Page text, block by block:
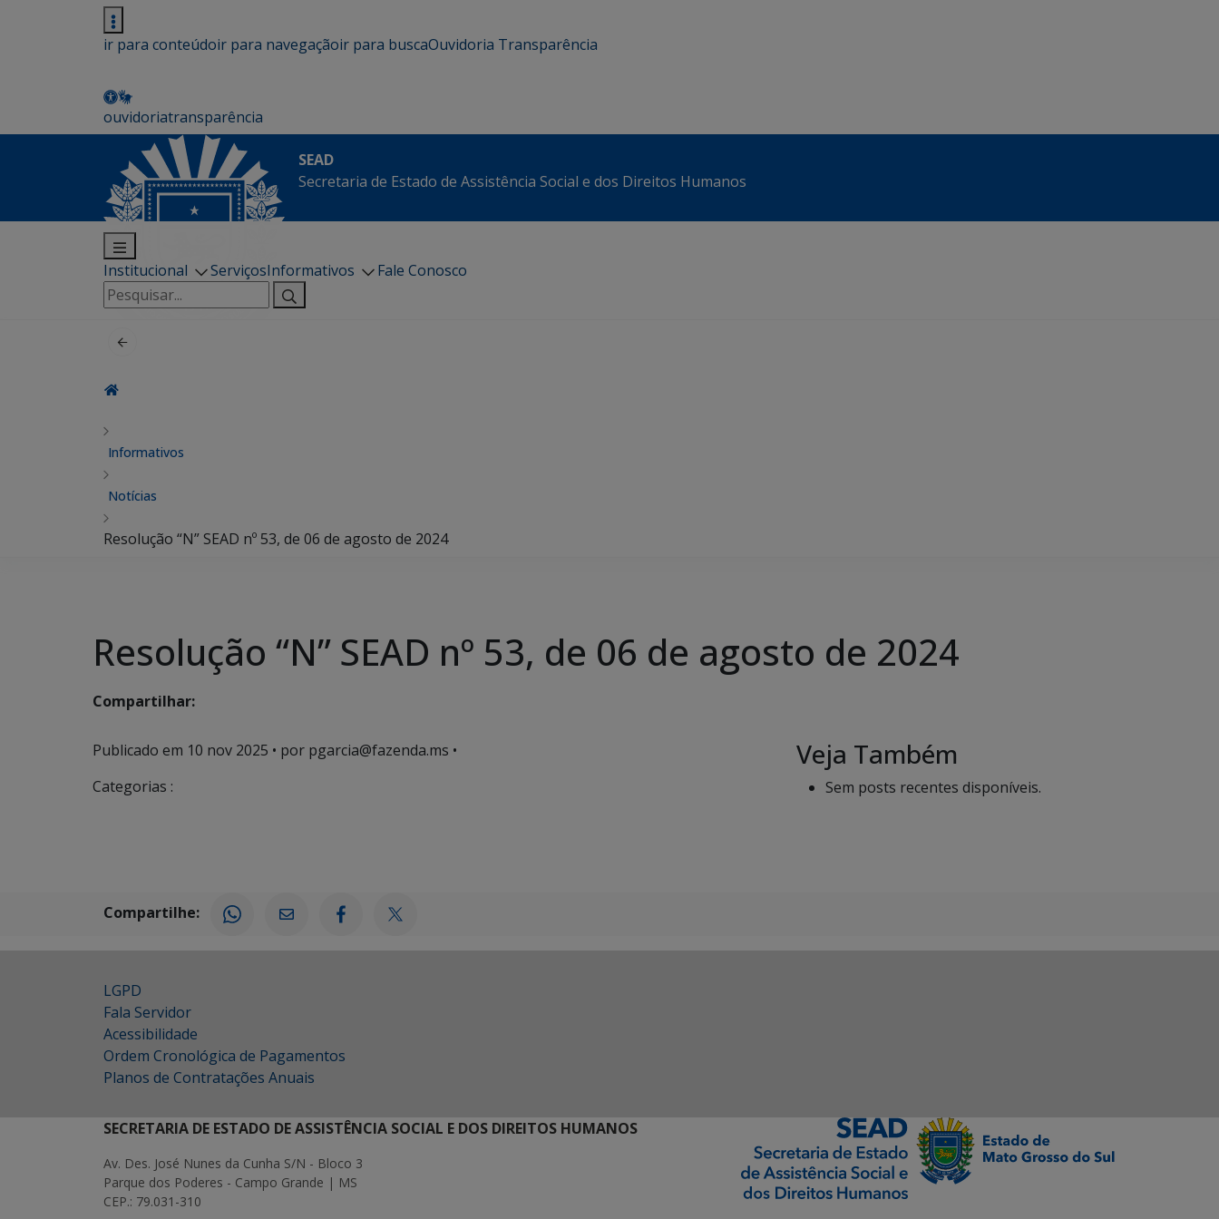
ir para conteúdoir para navegaçãoir para buscaOuvidoria Transparência
ouvidoriatransparência
SEAD
Secretaria de Estado de Assistência Social e dos Direitos Humanos
Institucional ServiçosInformativos
Fale Conosco
Pesquisar
por:
Informativos
Notícias
Resolução “N” SEAD nº 53, de 06 de agosto de 2024
Resolução “N” SEAD nº 53, de 06 de agosto de 2024
Compartilhar:
Publicado em 10 nov 2025 • por pgarcia@fazenda.ms •
Categorias :
Veja Também
Sem posts recentes disponíveis.
Compartilhe:
LGPD
Fala Servidor
Acessibilidade
Ordem Cronológica de Pagamentos
Planos de Contratações Anuais
SECRETARIA DE ESTADO DE ASSISTÊNCIA SOCIAL E DOS DIREITOS HUMANOS
Av. Des. José Nunes da Cunha S/N - Bloco 3
Parque dos Poderes - Campo Grande | MS
CEP.: 79.031-310